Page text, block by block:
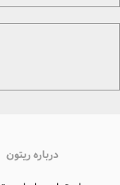
درباره ریتون